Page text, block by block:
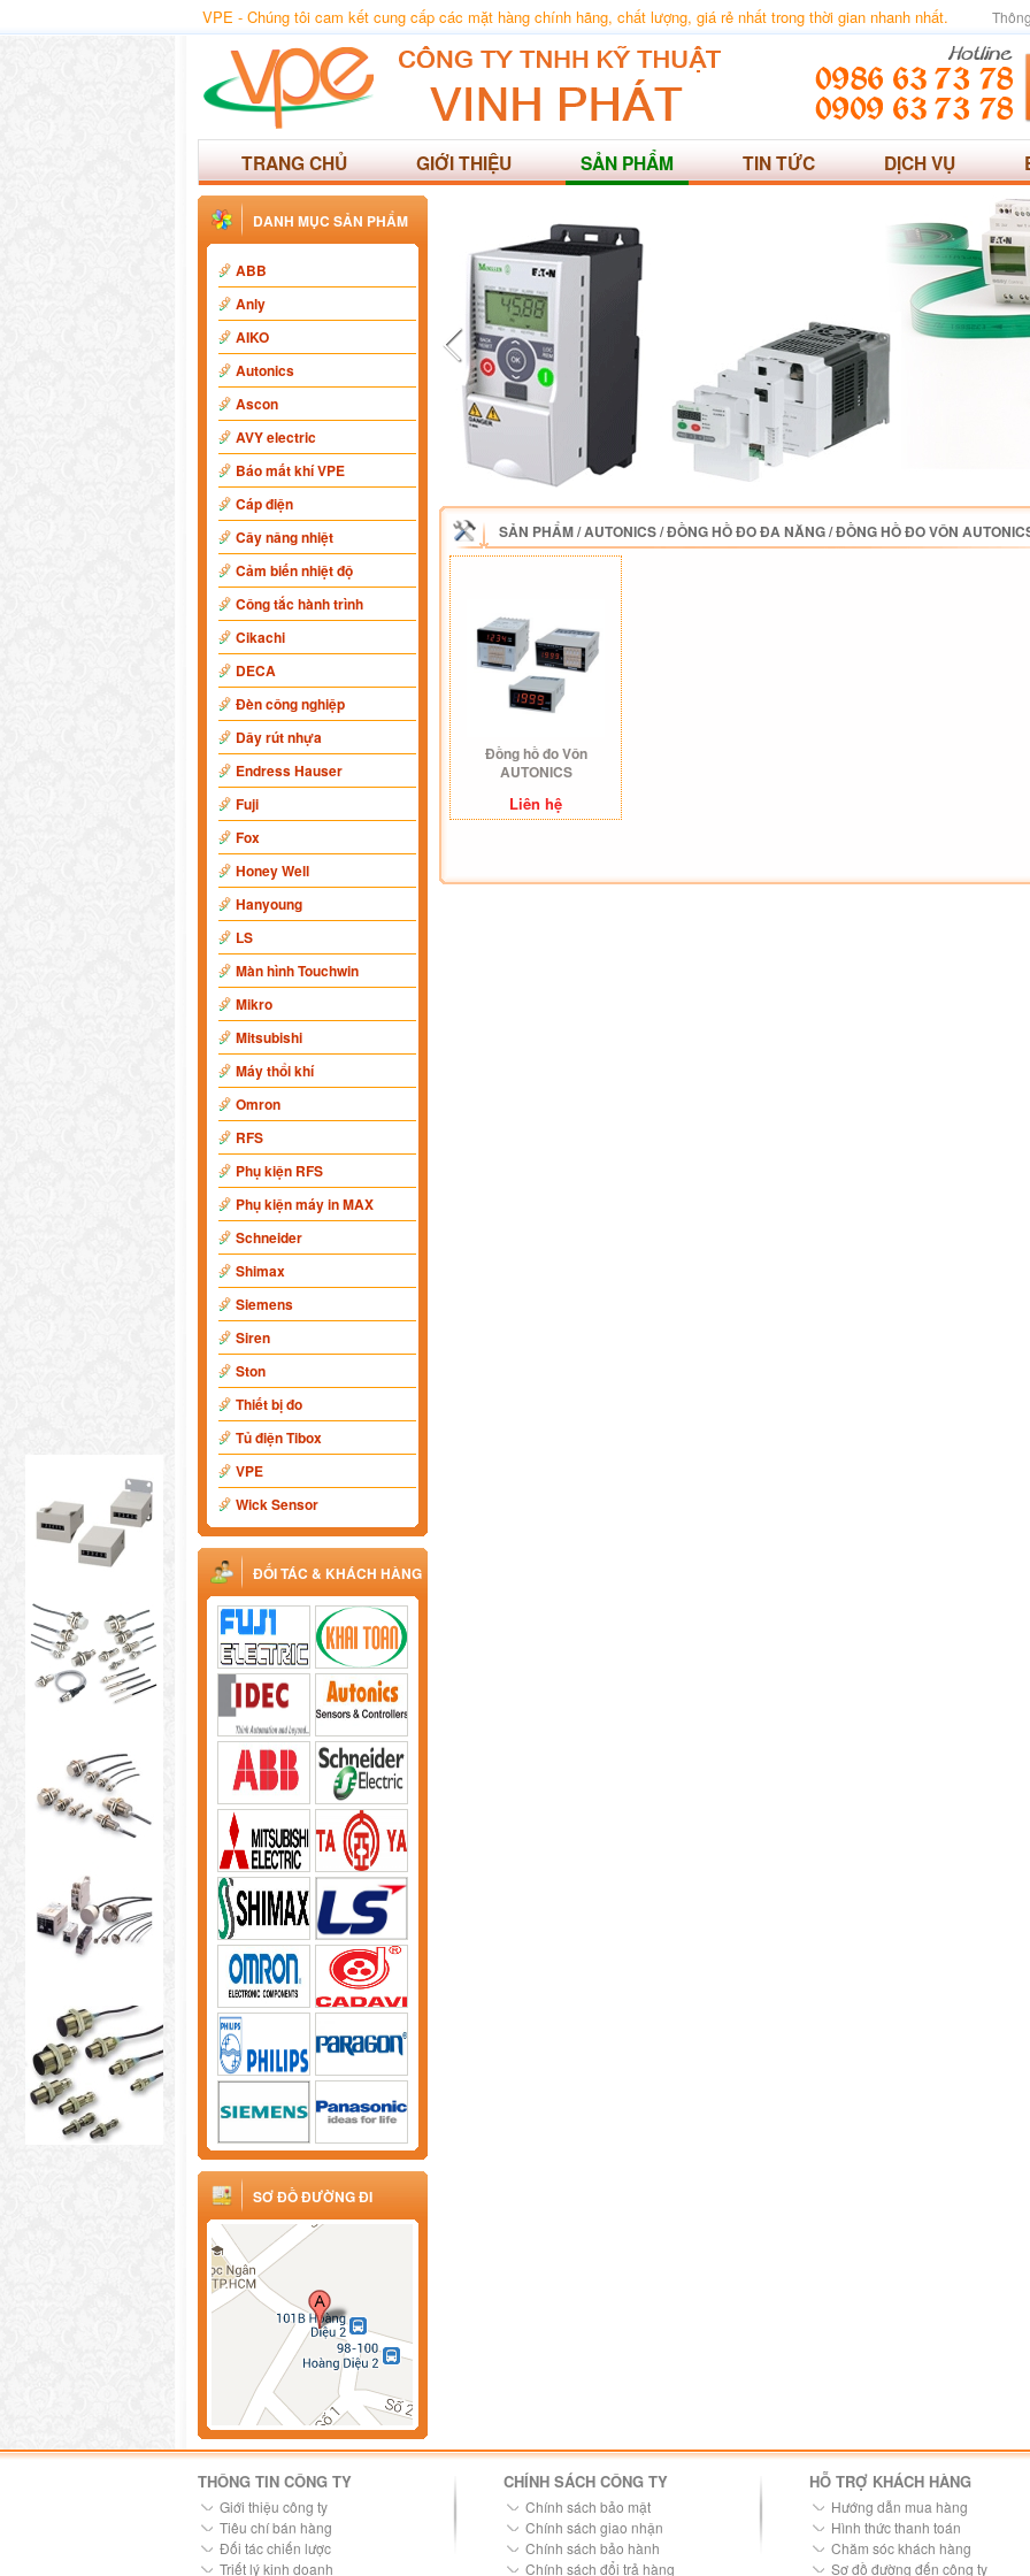
VPE - Chúng tôi cam kết cung cấp các mặt hàng chính hãng, chất lượng, giá rẻ nhất trong thời gian nhanh nhất.
TRANG CHỦ GIỚI THIỆU SẢN PHẨM TIN TỨC DỊCH VỤ
DANH MỤC SẢN PHẨM
ABB
Anly
AIKO
Autonics
Ascon
AVY electric
Báo mất khí VPE
Cáp điện
Cây nâng nhiệt
Cảm biến nhiệt độ
Công tắc hành trình
Cikachi
DECA
Đèn công nghiệp
Dây rút nhựa
Endress Hauser
Fuji
Fox
Honey Well
Hanyoung
LS
Màn hình Touchwin
Mikro
Mitsubishi
Máy thổi khí
Omron
RFS
Phụ kiện RFS
Phụ kiện máy in MAX
Schneider
Shimax
Siemens
Siren
Ston
Thiết bị đo
Tủ điện Tibox
VPE
Wick Sensor
ĐỐI TÁC & KHÁCH HÀNG
SƠ ĐỒ ĐƯỜNG ĐI
SẢN PHẨM/AUTONICS/ĐỒNG HỒ ĐO ĐA NĂNG/ĐỒNG HỒ ĐO VÔN
Đồng hồ đo Vôn
AUTONICS
Liên hệ
THÔNG TIN CÔNG TY
Giới thiệu công ty
Tiêu chí bán hàng
Đối tác chiến lược
Triết lý kinh doanh
CHÍNH SÁCH CÔNG TY
Chính sách bảo mật
Chính sách giao nhận
Chính sách bảo hành
Chính sách đổi trả hàng
HỖ TRỢ KHÁCH HÀNG
Hướng dẫn mua hàng
Hình thức thanh toán
Chăm sóc khách hàng
Sơ đồ đường đến công ty